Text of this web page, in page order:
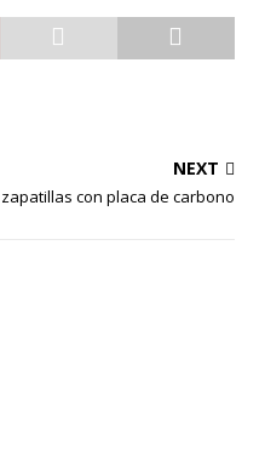
NEXT
con placa de carbono